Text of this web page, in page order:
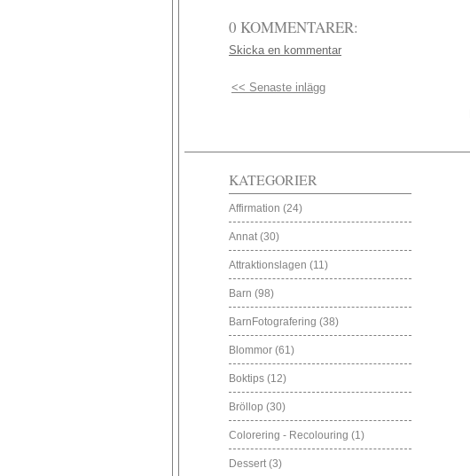
0 KOMMENTARER:
Skicka en kommentar
<< Senaste inlägg
KATEGORIER
Affirmation (24)
Annat (30)
Attraktionslagen (11)
Barn (98)
BarnFotografering (38)
Blommor (61)
Boktips (12)
Bröllop (30)
Colorering - Recolouring (1)
Dessert (3)